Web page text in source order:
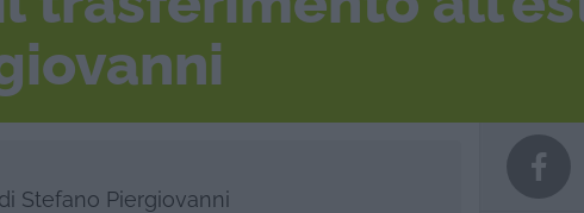
Stefano Piergiovanni